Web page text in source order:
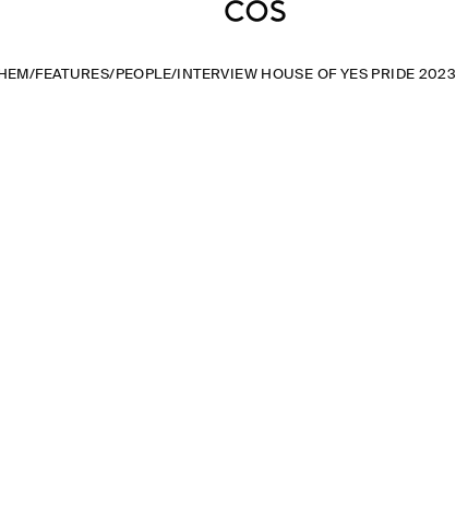
HEM /FEATURES/ PEOPLE/ INTERVIEW HOUSE OF YES PRIDE 2023